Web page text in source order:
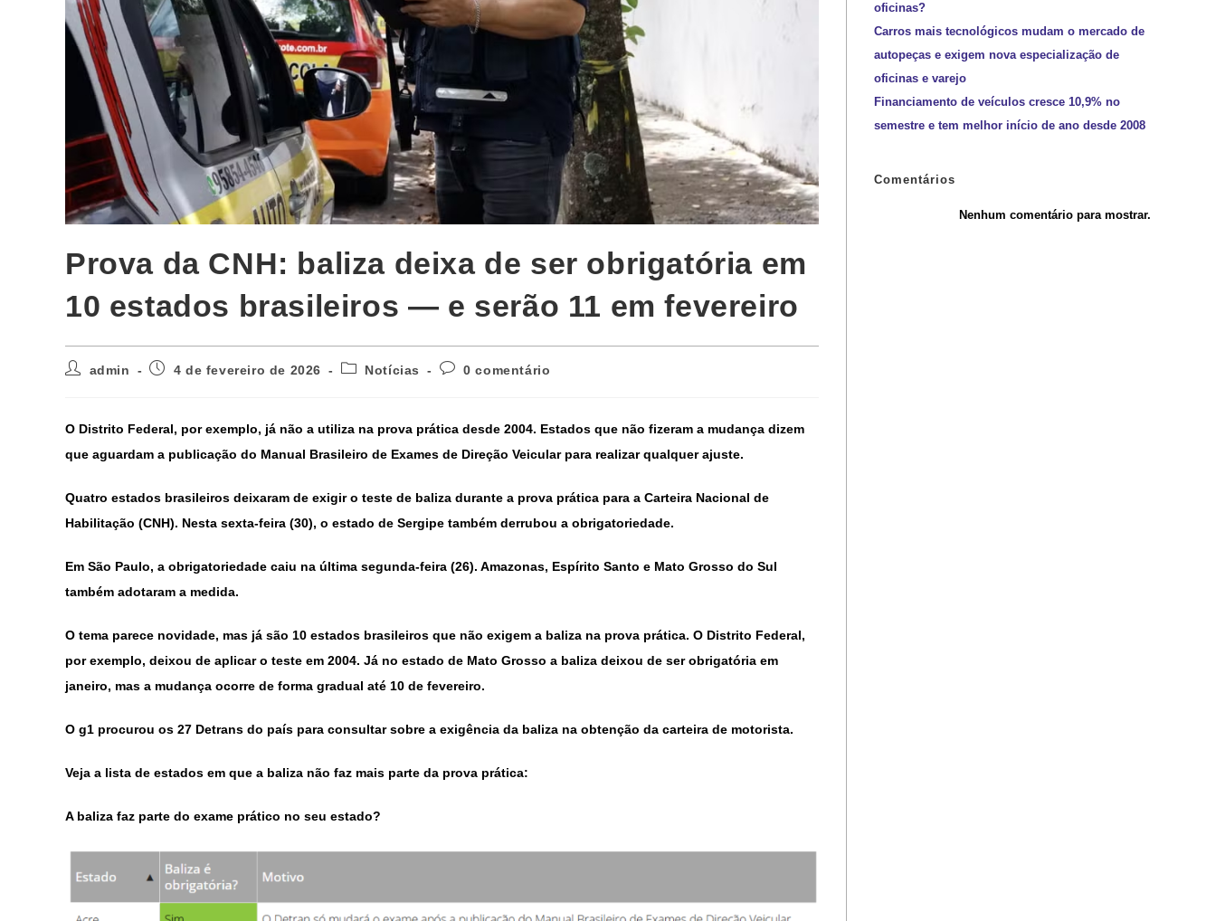
Prova da CNH: baliza deixa de ser obrigatória em
10 estados brasileiros — e serão 11 em fevereiro
admin 4 de fevereiro de 2026 Notícias 0 comentário
O Distrito Federal, por exemplo, já não a utiliza na prova prática desde 2004. Estados que não fizeram a mudança dizem
que aguardam a publicação do Manual Brasileiro de Exames de Direção Veicular para realizar qualquer ajuste.
Quatro estados brasileiros deixaram de exigir o teste de baliza durante a prova prática para a Carteira Nacional de
Habilitação (CNH). Nesta sexta-feira (30), o estado de Sergipe também derrubou a obrigatoriedade.
Em São Paulo, a obrigatoriedade caiu na última segunda-feira (26). Amazonas, Espírito Santo e Mato Grosso do Sul
também adotaram a medida.
O tema parece novidade, mas já são 10 estados brasileiros que não exigem a baliza na prova prática. O Distrito Federal,
por exemplo, deixou de aplicar o teste em 2004. Já no estado de Mato Grosso a baliza deixou de ser obrigatória em
janeiro, mas a mudança ocorre de forma gradual até 10 de fevereiro.
O g1 procurou os 27 Detrans do país para consultar sobre a exigência da baliza na obtenção da carteira de motorista.
Veja a lista de estados em que a baliza não faz mais parte da prova prática:
A baliza faz parte do exame prático no seu estado?
oficinas?
Carros mais tecnológicos mudam o mercado de
autopeças e exigem nova especialização de
oficinas e varejo
Financiamento de veículos cresce 10,9% no
semestre e tem melhor início de ano desde 2008
Comentários
Nenhum comentário para mostrar.